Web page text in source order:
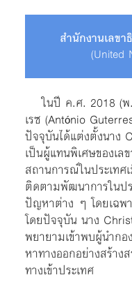
สำนักงานเลข
(United
ในปี ค.ศ. 2018 (พ
เรซ (António
ปัจจุบันได้แต่งตั้งนาง
เป็นผู้แทนพิเศษของเล
สถานการณ์ในประเท
ติดตามพัฒนาการในป
ปัญหาต่าง ๆ โดยเฉพ
โดยปัจจุบัน นาง
พยายามเข้าพบผู้นำกอ
หาทางออกอย่างสร้าง
ทางเข้าประเทศ